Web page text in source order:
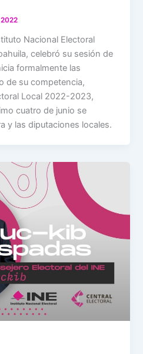
Nacional Electoral
celebró su sesión de
formalmente las
de su competencia,
Local 2022-2023,
cuatro de junio se
y las diputaciones locales.